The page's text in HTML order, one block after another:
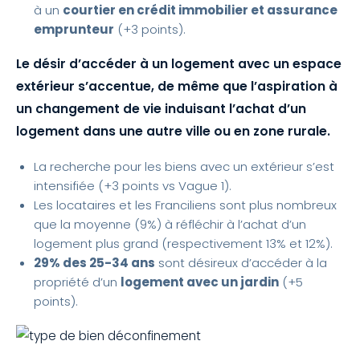
à un courtier en crédit immobilier et assurance
emprunteur (+3 points).
Le désir d’accéder à un logement avec un espace
extérieur s’accentue, de même que l’aspiration à
un changement de vie induisant l’achat d’un
logement dans une autre ville ou en zone rurale.
La recherche pour les biens avec un extérieur s’est
intensifiée (+3 points vs Vague 1).
Les locataires et les Franciliens sont plus nombreux
que la moyenne (9%) à réfléchir à l’achat d’un
logement plus grand (respectivement 13% et 12%).
29% des 25-34 ans sont désireux d’accéder à la
propriété d’un logement avec un jardin (+5
points).